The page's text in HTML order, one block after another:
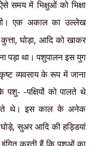
समय में भिक्षुओं को भिक्षा
एक अकाल का उल्लेख
,घोड़ा, आदि को खाकर
पड़ा था। पशुपालन इस युग
व्यवसाय के रूप में जाना
पशु- -पक्षियों को पालते थे
थे। इस काल के अनेक
घोड़े,सुअर आदि की हड्डियां